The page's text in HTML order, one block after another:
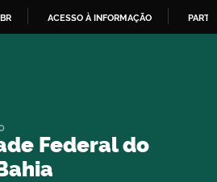
ACESSO À INFORMAÇÃO
Federal do